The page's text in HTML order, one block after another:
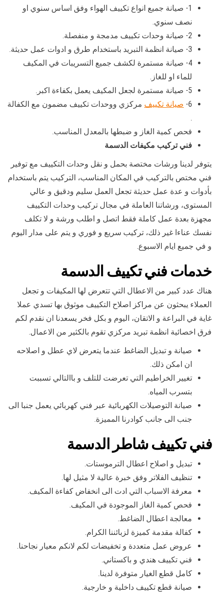
1- صيانة جميع انواع تكييف الهواء وفق اساس سنوي او
نصف سنوي.
2- صيانة وحدات تكييف مدمجة و منفصلة.
3- صيانة انظمة التبريد باستخدام طرق و ادوات عمل حديثة.
4- صيانة مستمرة لكشف جميع التسريبات في المكيف
للماء او للغاز.
5- صيانة مستمرة لجعل المكيف يعمل بكفاءة اكبر.
6- صيانة تكييف مركزي ووحدات تكييف مضمون مع الكفالة
.
فحص كمية الغاز و ضبطها بالمعدل المناسب.
فني تركيب مكيفات الدسمة
يتوفر لدينا ورشات مختصة بحمل و نقل وحدات التكييف مع توفير
فني مختص بالتركيب في المكان المناسب، التركيب يتم باستخدام
بأدوات و عدة عمل حديثة تجعل العمل سليم ودقيق و عالي
المستوى، ورشاتنا العاملة في مجال تركيب وحدات التكييف
مجهزة بعدة عمل كاملة فقط اتصل و اطلب ورشة و لا تكلف
نفسك عناءا غير ذلك، تركيب سريع و فوري و يتم على مدار اليوم
و في جميع ايام الاسبوع.
خدمات فني تكييف الدسمة
هناك عدد كبير من الاعطال التي تتعرض لها المكيفات و تجعل
العملاء يبحثون عن مراكز اصلاح التكييف موثوق بها تسدي عملا
غاية في البراعة و الاتقان، اليوم و بكل فخر يسعدنا ان نقدم لكم
فرق اخصائية انظمة تبريد مركزي تقوم بالكثير من الاعمال.
صيانة و تبديل الضاغط عندما يتعرض لاي عطل و اصلاحه
ان امكن ذلك.
تغيير الخراطيم التي تعرضت للتلف و باالتالي تسببت
بتسرب المياه.
صيانة التوصيلات الكهربائية عبر فني كهربائي يعمل جنبا الى
جنب الى جانب كوادرنا المميزة.
فني تكييف شاطر الدسمة
تبديل و اصلاح اعطال الترموستات.
تنظيف الفلاتر وفق خبرة عالية لا مثيل لها.
معرفة الاسباب التي ادت الى انخفاض كفاءة المكيف.
فحص كمية الغاز الموجودة في المكيف.
معالجة اعطال الضاغط.
كفالة مقدمة كميزة لزبائننا الكرام.
عروض عمل متعددة و تخفيضات لكم لانكم معيار نجاحنا.
فني تكييف هندي و باكستاني.
كامل قطع الغيار متوفرة لدينا.
صيانة قطع تكييف داخلية و خارجية.